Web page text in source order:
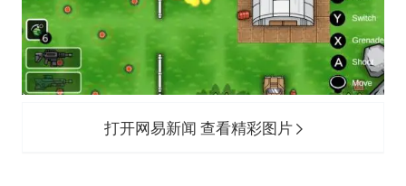
打开网易新闻 查看精彩图片